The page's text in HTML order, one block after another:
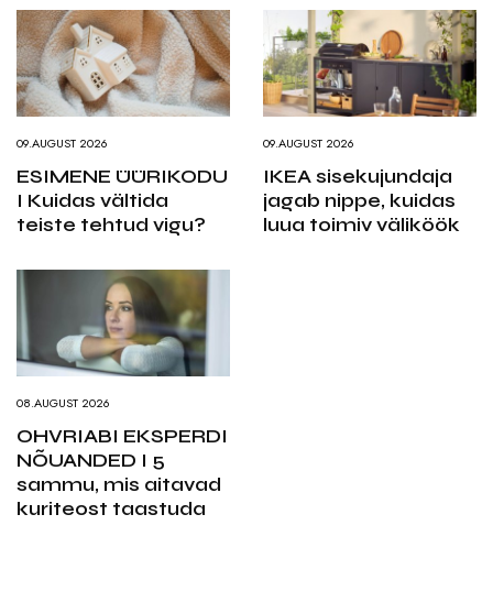
09.AUGUST 2026
ESIMENE ÜÜRIKODU
I Kuidas vältida
teiste tehtud vigu?
09.AUGUST 2026
IKEA sisekujundaja
jagab nippe, kuidas
luua toimiv väliköök
08.AUGUST 2026
OHVRIABI EKSPERDI
NÕUANDED I 5
sammu, mis aitavad
kuriteost taastuda